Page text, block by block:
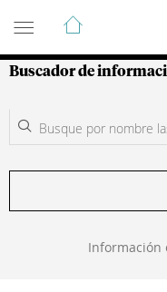
Guía de
Buscador de
Información